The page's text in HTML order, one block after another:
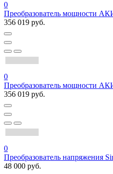
0
Преобразователь мощности
356 019 руб.
0
Преобразователь мощности
356 019 руб.
0
Преобразователь напряжения
48 000 руб.